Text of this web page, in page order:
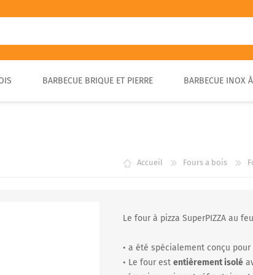
BARBECUE BRIQUE ET PIERRE BARBECUE INOX
Accueil Fours a bois
Le four à pizza SuperPIZZA au
• a été spécialement conçu
• Le four estentièrement isolé